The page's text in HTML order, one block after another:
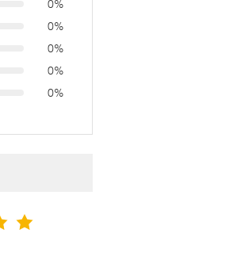
0%
0%
0%
0%
0%